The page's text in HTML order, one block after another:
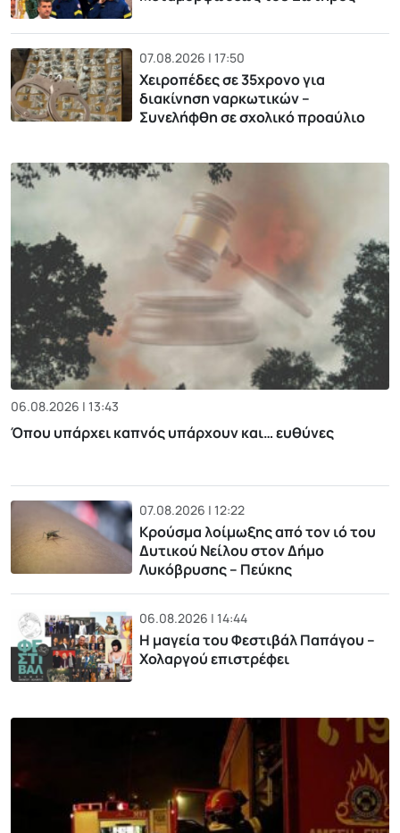
07.08.2026 | 17:50
Χειροπέδες σε 35χρονο για
διακίνηση ναρκωτικών –
Συνελήφθη σε σχολικό προαύλιο
06.08.2026 | 13:43
Όπου υπάρχει καπνός υπάρχουν και… ευθύνες
07.08.2026 | 12:22
Κρούσμα λοίμωξης από τον ιό του
Δυτικού Νείλου στον Δήμο
Λυκόβρυσης – Πεύκης
06.08.2026 | 14:44
Η μαγεία του Φεστιβάλ Παπάγου –
Χολαργού επιστρέφει